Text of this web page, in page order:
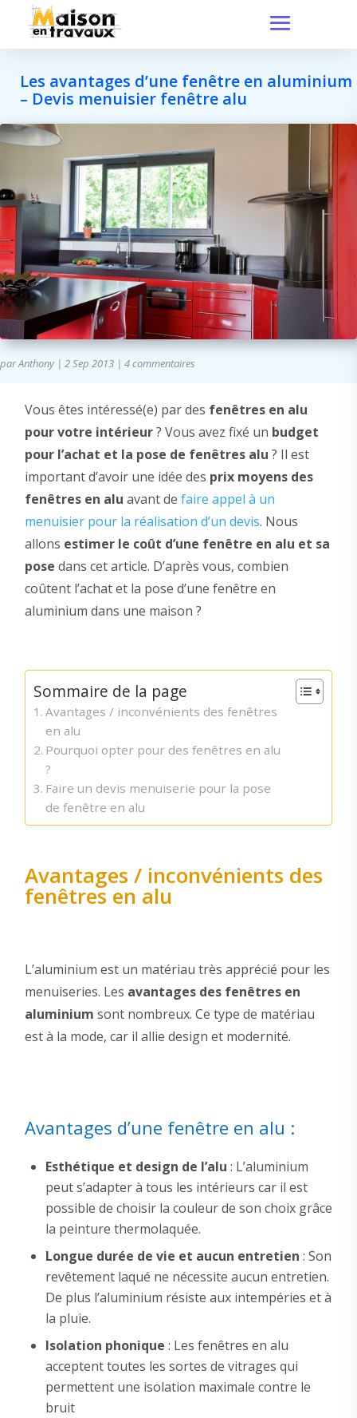
Les avantages d’une fenêtre en aluminium
– Devis menuisier fenêtre alu
parAnthony| 2 Sep 2013 | 4 commentaires
Vous êtes intéressé(e) par des fenêtres en alu
pour votre intérieur? Vous avez fixé un budget
pour l’achat et la pose de fenêtres alu ? Il est
important d’avoir une idée des prix moyens des
fenêtres en alu avant de faire appel à un
menuisier pour la réalisation d’un devis. Nous
allons estimer le coût d’une fenêtre en alu et sa
pose dans cet article. D’après vous, combien
coûtent l’achat et la pose d’une fenêtre en
aluminium dans une maison ?
Sommaire de la page
Avantages / inconvénients des fenêtres
en alu
Pourquoi opter pour des fenêtres en alu
?
Faire un devis menuiserie pour la pose
de fenêtre en alu
Avantages / inconvénients des
fenêtres en alu
L’aluminium est un matériau très apprécié pour les
menuiseries. Les avantages des fenêtres en
aluminium sont nombreux. Ce type de matériau
est à la mode, car il allie design et modernité.
Avantages d’une fenêtre en alu :
Esthétique et design de l’alu : L’aluminium
peut s’adapter à tous les intérieurs car il est
possible de choisir la couleur de son choix grâce
la peinture thermolaquée.
Longue durée de vie et aucun entretien : Son
revêtement laqué ne nécessite aucun entretien.
De plus l’aluminium résiste aux intempéries et à
la pluie.
Isolation phonique : Les fenêtres en alu
acceptent toutes les sortes de vitrages qui
permettent une isolation maximale contre le
bruit